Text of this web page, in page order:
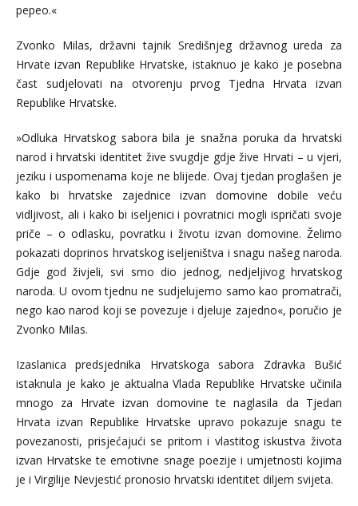
pepeo.«
Zvonko Milas, državni tajnik Središnjeg državnog ureda za
Hrvate izvan Republike Hrvatske, istaknuo je kako je posebna
čast sudjelovati na otvorenju prvog Tjedna Hrvata izvan
Republike Hrvatske.
»Odluka Hrvatskog sabora bila je snažna poruka da hrvatski
narod i hrvatski identitet žive svugdje gdje žive Hrvati – u vjeri,
jeziku i uspomenama koje ne blijede. Ovaj tjedan proglašen je
kako bi hrvatske zajednice izvan domovine dobile veću
vidljivost, ali i kako bi iseljenici i povratnici mogli ispričati svoje
priče – o odlasku, povratku i životu izvan domovine. Želimo
pokazati doprinos hrvatskog iseljeništva i snagu našeg naroda.
Gdje god živjeli, svi smo dio jednog, nedjeljivog hrvatskog
naroda. U ovom tjednu ne sudjelujemo samo kao promatrači,
nego kao narod koji se povezuje i djeluje zajedno«, poručio je
Zvonko Milas.
Izaslanica predsjednika Hrvatskoga sabora Zdravka Bušić
istaknula je kako je aktualna Vlada Republike Hrvatske učinila
mnogo za Hrvate izvan domovine te naglasila da Tjedan
Hrvata izvan Republike Hrvatske upravo pokazuje snagu te
povezanosti, prisjećajući se pritom i vlastitog iskustva života
izvan Hrvatske te emotivne snage poezije i umjetnosti kojima
je i Virgilije Nevjestić pronosio hrvatski identitet diljem svijeta.